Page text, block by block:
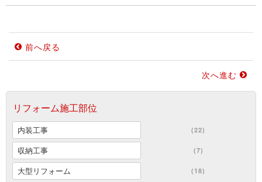
前へ戻る
次へ進む
リフォーム施工部位
内装工事 (22)
収納工事 (7)
大型リフォーム (18)